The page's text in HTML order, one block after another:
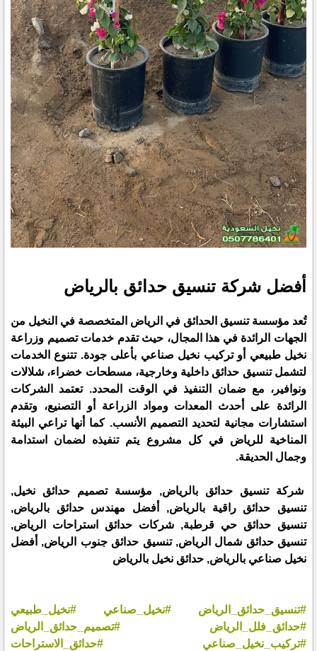
أفضل شركة تنسيق حدائق بالرياض
تُعد مؤسسة تنسيق الحدائق في الرياض المتخصصة في النخيل من
الجهات الرائدة في هذا المجال، حيث تقدم خدمات تصميم وزراعة
نخيل طبيعي أو تركيب نخيل صناعي بأعلى جودة. تتنوع الخدمات
لتشمل تنسيق حدائق داخلية وخارجية، مسطحات خضراء، شلالات
ونوافير، مع ضمان التنفيذ في الوقت المحدد. تعتمد الشركات
الرائدة على أحدث المعدات ومواد الزراعة أو التصنيع، وتقدم
استشارات مجانية لتحديد التصميم الأنسب. كما أنها تراعي البيئة
المناخية للرياض في كل مشروع يتم تنفيذه لضمان استدامة
وجمال الحديقة.
شركة تنسيق حدائق بالرياض, مؤسسة تصميم حدائق نخيل,
تنسيق حدائق راقية بالرياض, أفضل مهندس حدائق بالرياض,
تنسيق حدائق حي قرطبة, شركات حدائق استراحات الرياض,
تنسيق حدائق شمال الرياض, تنسيق حدائق جنوب الرياض, أفضل
نخيل صناعي بالرياض, حدائق نخيل بالرياض
#تنسيق_حدائق_الرياض #نخيل_صناعي
#نخيل_طبيعي
#حدائق_فلل_الرياض
#تصميم_حدائق_الرياض
#تركيب_نخيل_صناعي
#حدائق_الاستراحات